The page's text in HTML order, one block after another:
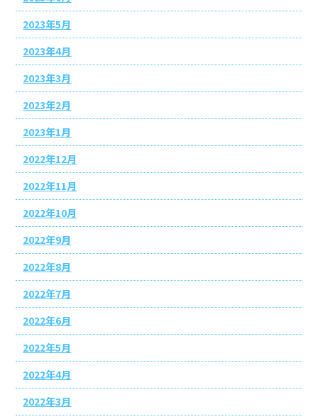
2023年5月
2023年4月
2023年3月
2023年2月
2023年1月
2022年12月
2022年11月
2022年10月
2022年9月
2022年8月
2022年7月
2022年6月
2022年5月
2022年4月
2022年3月